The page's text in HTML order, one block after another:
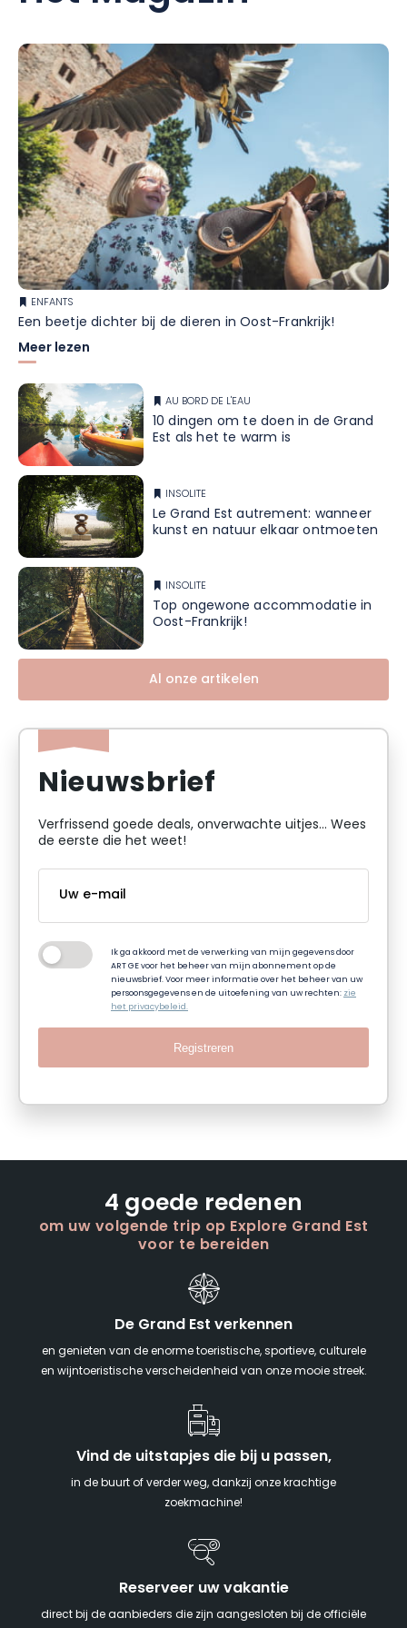
ENFANTS
Een beetje dichter bij de dieren in Oost-Frankrijk!
Meer lezen
AU BORD DE L'EAU
10 dingen om te doen in de Grand
Est als het te warm is
INSOLITE
Le Grand Est autrement: wanneer
kunst en natuur elkaar ontmoeten
INSOLITE
Top ongewone accommodatie in
Oost-Frankrijk!
Al onze artikelen
Nieuwsbrief
Verfrissend goede deals, onverwachte uitjes... Wees
de eerste die het weet!
Ik ga akkoord met de verwerking van mijn gegevens door
ART GE voor het beheer van mijn abonnement op de
nieuwsbrief. Voor meer informatie over het beheer van uw
persoonsgegevens en de uitoefening van uw rechten:zie
het privacybeleid.
Registreren
4 goede redenen
om uw volgende trip op Explore Grand Est
voor te bereiden
De Grand Est verkennen
en genieten van de enorme toeristische, sportieve, culturele
en wijntoeristische verscheidenheid van onze mooie streek.
Vind de uitstapjes die bij u passen,
in de buurt of verder weg, dankzij onze krachtige
zoekmachine!
Reserveer uw vakantie
direct bij de aanbieders die zijn aangesloten bij de officiële